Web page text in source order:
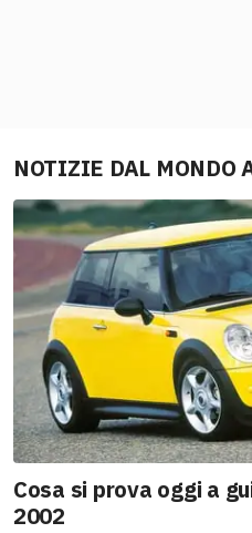
NOTIZIE DAL MONDO
Cosa si prova oggi a
2002